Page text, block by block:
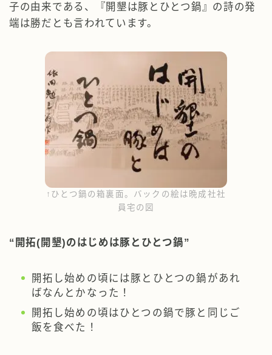
子の由来である、『開墾は豚とひとつ鍋』の詩の発
端は勝だとも言われています。
↑ひとつ鍋の箱裏面。バックの絵は晩成社社
員宅の図
“開拓(開墾)のはじめは豚とひとつ鍋”
開拓し始めの頃には豚とひとつの鍋があれ
ばなんとかなった！
開拓し始めの頃はひとつの鍋で豚と同じご
飯を食べた！